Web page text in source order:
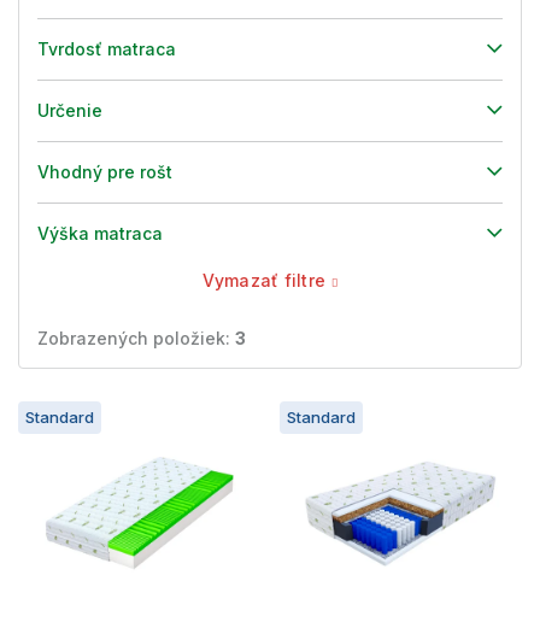
Tvrdosť matraca
Určenie
Vhodný pre rošt
Výška matraca
Vymazať filtre
Zobrazených položiek: 3
V
ýStandard Standard